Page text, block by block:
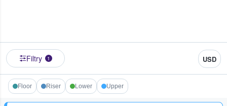
Filtry 1 USD
Floor Riser Lower Upper